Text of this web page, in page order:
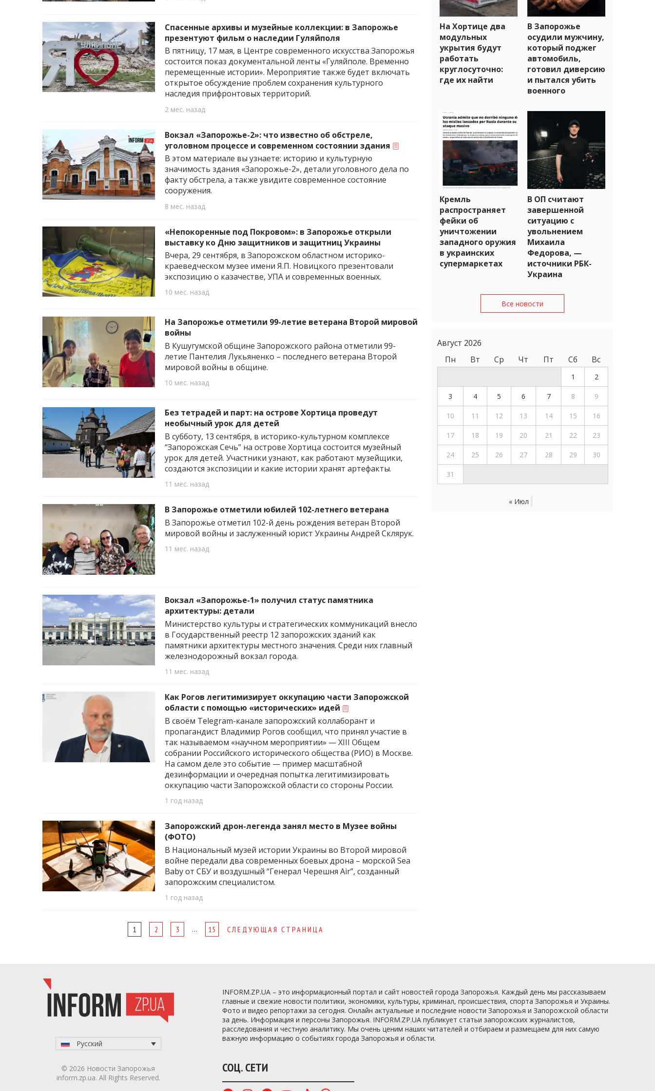
Спасенные архивы и музейные коллекции: в Запорожье
презентуют фильм о наследии Гуляйполя
В пятницу, 17 мая, в Центре современного искусства Запорожья
состоится показ документальной ленты «Гуляйполе. Временно
перемещенные истории». Мероприятие также будет включать
открытое обсуждение проблем сохранения культурного
наследия прифронтовых территорий.
2 мес. назад
Вокзал «Запорожье-2»: что известно об обстреле,
уголовном процессе и современном состоянии здания
В этом материале вы узнаете: историю и культурную
значимость здания «Запорожье-2», детали уголовного дела по
факту обстрела, а также увидите современное состояние
сооружения.
8 мес. назад
«Непокоренные под Покровом»: в Запорожье открыли
выставку ко Дню защитников и защитниц Украины
Вчера, 29 сентября, в Запорожском областном историко-
краеведческом музее имени Я.П. Новицкого презентовали
экспозицию о казачестве, УПА и современных военных.
10 мес. назад
На Запорожье отметили 99-летие ветерана Второй мировой
войны
В Кушугумской общине Запорожского района отметили 99-
летие Пантелия Лукьяненко – последнего ветерана Второй
мировой войны в общине.
10 мес. назад
Без тетрадей и парт: на острове Хортица проведут
необычный урок для детей
В субботу, 13 сентября, в историко-культурном комплексе
“Запорожская Сечь” на острове Хортица состоится музейный
урок для детей. Участники узнают, как работают музейщики,
создаются экспозиции и какие истории хранят артефакты.
11 мес. назад
В Запорожье отметили юбилей 102-летнего ветерана
В Запорожье отметил 102-й день рождения ветеран Второй
мировой войны и заслуженный юрист Украины Андрей Склярук.
11 мес. назад
Вокзал «Запорожье-1» получил статус памятника
архитектуры: детали
Министерство культуры и стратегических коммуникаций внесло
в Государственный реестр 12 запорожских зданий как
памятники архитектуры местного значения. Среди них главный
железнодорожный вокзал города.
11 мес. назад
Как Рогов легитимизирует оккупацию части Запорожской
области с помощью «исторических» идей
В своём Telegram-канале запорожский коллаборант и
пропагандист Владимир Рогов сообщил, что принял участие в
так называемом «научном мероприятии» — XIII Общем
собрании Российского исторического общества (РИО) в Москве.
На самом деле это событие — пример масштабной
дезинформации и очередная попытка легитимизировать
оккупацию части Запорожской области со стороны России.
1 год назад
Запорожский дрон-легенда занял место в Музее войны
(ФОТО)
В Национальный музей истории Украины во Второй мировой
войне передали два современных боевых дрона – морской Sea
Baby от СБУ и воздушный “Генерал Черешня Air”, созданный
запорожским специалистом.
1 год назад
1 2 3 … 15 СЛЕДУЮЩАЯ СТРАНИЦА
На Хортице два
модульных
укрытия будут
работать
круглосуточно:
где их найти
В Запорожье
осудили мужчину,
который поджег
автомобиль,
готовил диверсию
и пытался убить
военного
Кремль
распространяет
фейки об
уничтожении
западного оружия
в украинских
супермаркетах
В ОП считают
завершенной
ситуацию с
увольнением
Михаила
Федорова, —
источники РБК-
Украина
Все новости
Август 2026
Пн
Вт Ср Чт Пт Сб Вс
1 2
3 4 5 6 7 8 9
10 11 12 13 14 15 16
17 18 19 20 21 22 23
24 25 26 27 28 29 30
31
« Июл
INFORM.ZP.UA – это информационный портал и сайт новостей города Запорожья. Каждый день мы рассказываем
главные и свежие новости политики, экономики, культуры, криминал, происшествия, спорта Запорожья и Украины.
Фото и видео репортажи за сегодня. Онлайн актуальные и последние новости Запорожья и Запорожской области
за день. Информация и персоны Запорожья. INFORM.ZP.UA публикует статьи запорожских журналистов,
расследования и честную аналитику. Мы очень ценим наших читателей и отбираем и размещаем для них самую
важную информацию о событиях города Запорожья и области.
СОЦ. СЕТИ
Русский
© 2026 Новости Запорожья
inform.zp.ua. All Rights Reserved.